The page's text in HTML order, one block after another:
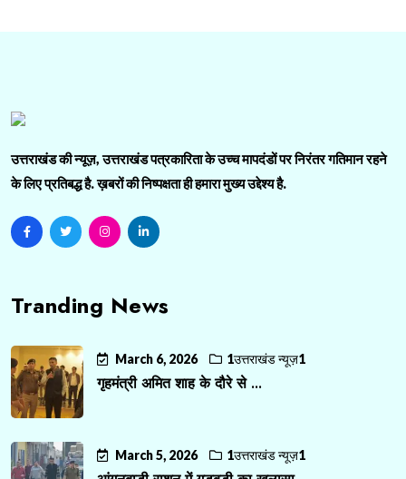
उत्तराखंड की न्यूज़, उत्तराखंड पत्रकारिता के उच्च मापदंडों पर निरंतर गतिमान रहने
के लिए प्रतिबद्ध है. ख़बरों की निष्पक्षता ही हमारा मुख्य उद्देश्य है.
Tranding News
March 6, 2026 1उत्तराखंड न्यूज़1
गृहमंत्री अमित शाह के दौरे से ...
March 5, 2026 1उत्तराखंड न्यूज़1